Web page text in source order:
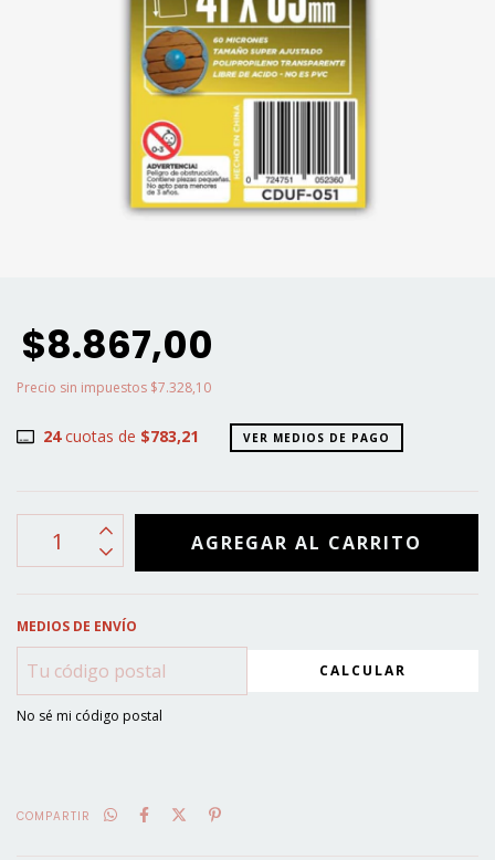
$8.867,00
Precio sin impuestos $7.328,10
24cuotas de $783,21 VER MEDIOS DE PAGO
MEDIOS DE ENVÍO
CALCULAR
No sé mi código postal
COMPARTIR